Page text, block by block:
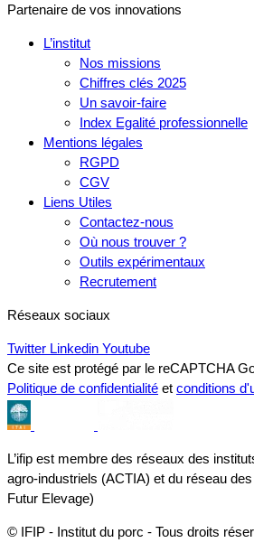
Partenaire de vos innovations
L’institut
Nos missions
Chiffres clés 2025
Un savoir-faire
Index Egalité professionnelle
Mentions légales
RGPD
CGV
Liens Utiles
Contactez-nous
Où nous trouver ?
Outils expérimentaux
Recrutement
Réseaux sociaux
Twitter Linkedin Youtube
Ce site est protégé par le reCAPTCHA
Politique de confidentialité et conditions
L’ifip est membre des réseaux des
agro-industriels (ACTIA) et du réseau
Futur Elevage)
© IFIP - Institut du porc - Tous droits